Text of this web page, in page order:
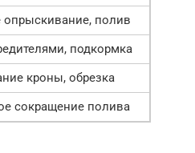
опрыскивание, полив
подкормка
кроны, обрезка
сокращение полива